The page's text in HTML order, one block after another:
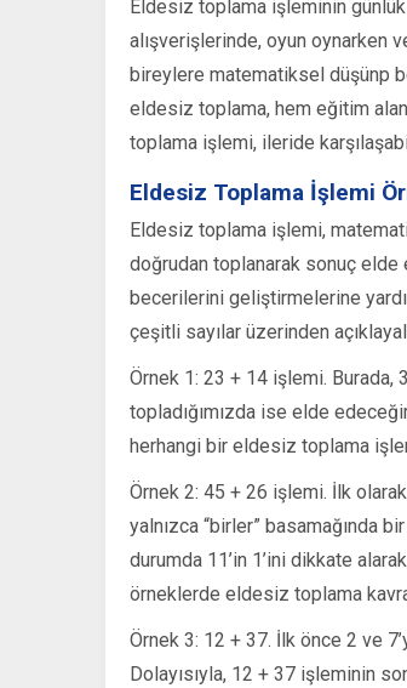
Eldesiz toplama işleminin günlük
alışverişlerinde, oyun oynarken
bireylere matematiksel düşünp
eldesiz toplama, hem eğitim
toplama işlemi, ileride
Eldesiz Toplama İşlemi
Eldesiz toplama işlemi,
doğrudan toplanarak sonuç elde
becerilerini geliştirmelerine
çeşitli sayılar üzerinden
Örnek 1: 23 + 14 işlemi. Burada,
topladığımızda ise elde
herhangi bir eldesiz toplama
Örnek 2: 45 + 26 işlemi. İlk
yalnızca “birler” basamağında
durumda 11’in 1’ini dikkate
örneklerde eldesiz toplama
Örnek 3: 12 + 37. İlk önce 2 ve
Dolayısıyla, 12 + 37 işleminin